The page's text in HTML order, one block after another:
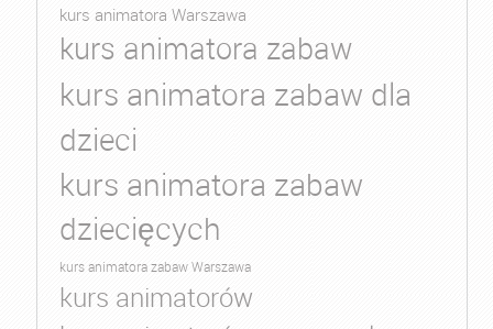
kurs animatora Warszawa
kurs animatora zabaw
kurs animatora zabaw dla
dzieci
kurs animatora zabaw
dziecięcych
kurs animatora zabaw Warszawa
kurs animatorów